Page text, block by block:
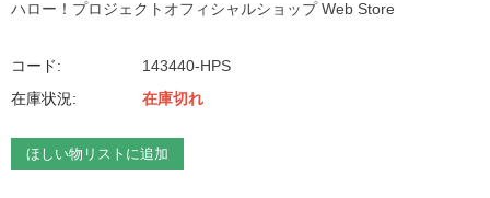
ハロー！プロジェクトオフィシャルショップ Web Store
コード:
143440-HPS
在庫状況:
在庫切れ
ほしい物リストに追加